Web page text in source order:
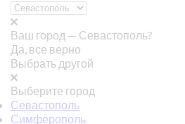
Ваш город — Севастополь?
Да, все верно
Выбрать другой
Выберите город
Севастополь
Симферополь